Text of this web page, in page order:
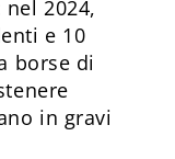
2024,
e 10
borse di
in gravi